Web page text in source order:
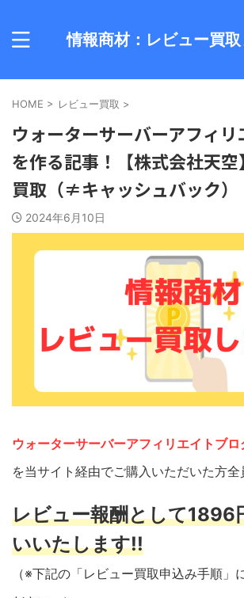
情報商材：レビュー買
HOME > レビュー買取 >
ウォーターサーバーアフィ
を作る記事！【株式会社天
買取（≠キャッシュバック）
2024年6月10日
ウォーターサーバーアフィリエイトブロ
を当サイト経由でご購入いただいた方全
レビュー報酬として1896
いいたします!!
（※下記の「レビュー買取申込み手順」